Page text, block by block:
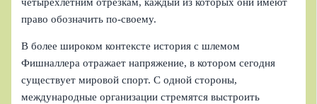
право обозначить по‑своему.
В более широком контексте история с шлемом
Фишналлера отражает напряжение, в котором сегодня
существует мировой спорт. С одной стороны,
международные организации стремятся выстроить